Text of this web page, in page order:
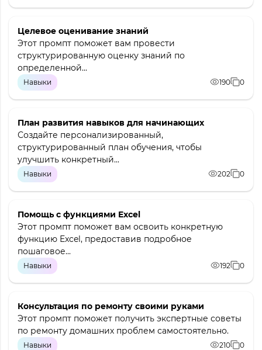
Целевое оценивание знаний
Этот промпт поможет вам провести
структурированную оценку знаний по
определенной...
Навыки 190 0
План развития навыков для начинающих
Создайте персонализированный,
структурированный план обучения, чтобы
улучшить конкретный...
Навыки 202 0
Помощь с функциями Excel
Этот промпт поможет вам освоить конкретную
функцию Excel, предоставив подробное
пошаговое...
Навыки 192 0
Консультация по ремонту своими руками
Этот промпт поможет получить экспертные советы
по ремонту домашних проблем самостоятельно.
Навыки 210 0